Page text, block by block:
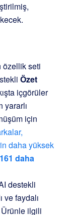
özellik seti
Özet
içgörüler
yararlı
için
daha yüksek
161 daha
destekli
ve faydalı
ilgili